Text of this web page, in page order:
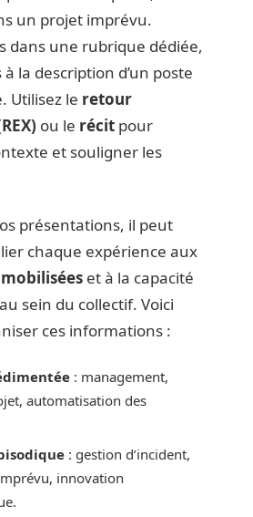
un projet imprévu.
dans une rubrique dédiée,
la description d’un poste
Utilisez le retour
ou le récit pour
et souligner les
présentations, il peut
chaque expérience aux
et à la capacité
sein du collectif. Voici
ces informations :
: management,
automatisation des
: gestion d’incident,
innovation